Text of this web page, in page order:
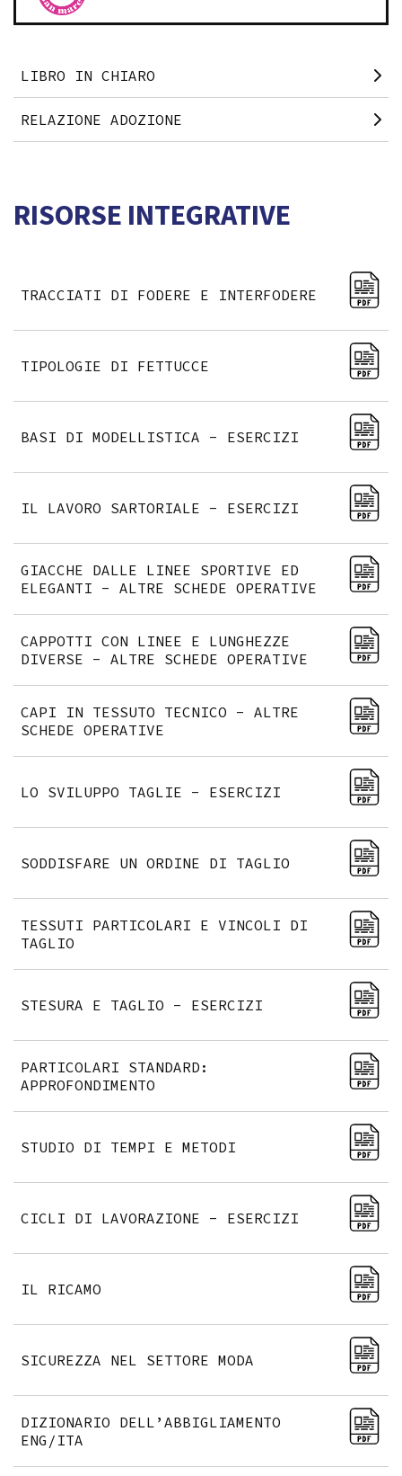
LIBRO IN CHIARO
RELAZIONE ADOZIONE
RISORSE INTEGRATIVE
TRACCIATI DI FODERE E INTERFODERE
TIPOLOGIE DI FETTUCCE
BASI DI MODELLISTICA - ESERCIZI
IL LAVORO SARTORIALE - ESERCIZI
GIACCHE DALLE LINEE SPORTIVE ED
ELEGANTI - ALTRE SCHEDE OPERATIVE
CAPPOTTI CON LINEE E LUNGHEZZE
DIVERSE - ALTRE SCHEDE OPERATIVE
CAPI IN TESSUTO TECNICO - ALTRE
SCHEDE OPERATIVE
LO SVILUPPO TAGLIE - ESERCIZI
SODDISFARE UN ORDINE DI TAGLIO
TESSUTI PARTICOLARI E VINCOLI DI
TAGLIO
STESURA E TAGLIO - ESERCIZI
PARTICOLARI STANDARD:
APPROFONDIMENTO
STUDIO DI TEMPI E METODI
CICLI DI LAVORAZIONE - ESERCIZI
IL RICAMO
SICUREZZA NEL SETTORE MODA
DIZIONARIO DELL’ABBIGLIAMENTO
ENG/ITA